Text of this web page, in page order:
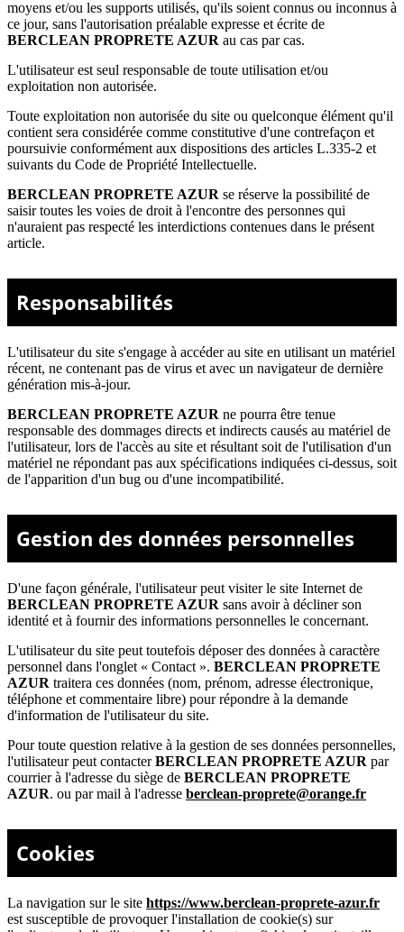
moyens et/ou les supports utilisés, qu'ils soient connus ou inconnus à
ce jour, sans l'autorisation préalable expresse et écrite de
BERCLEAN PROPRETE AZUR au cas par cas.
L'utilisateur est seul responsable de toute utilisation et/ou
exploitation non autorisée.
Toute exploitation non autorisée du site ou quelconque élément qu'il
contient sera considérée comme constitutive d'une contrefaçon et
poursuivie conformément aux dispositions des articles L.335-2 et
suivants du Code de Propriété Intellectuelle.
BERCLEAN PROPRETE AZUR se réserve la possibilité de
saisir toutes les voies de droit à l'encontre des personnes qui
n'auraient pas respecté les interdictions contenues dans le présent
article.
Responsabilités
L'utilisateur du site s'engage à accéder au site en utilisant un matériel
récent, ne contenant pas de virus et avec un navigateur de dernière
génération mis-à-jour.
BERCLEAN PROPRETE AZUR ne pourra être tenue
responsable des dommages directs et indirects causés au matériel de
l'utilisateur, lors de l'accès au site et résultant soit de l'utilisation d'un
matériel ne répondant pas aux spécifications indiquées ci-dessus, soit
de l'apparition d'un bug ou d'une incompatibilité.
Gestion des données personnelles
D'une façon générale, l'utilisateur peut visiter le site Internet de
BERCLEAN PROPRETE AZUR sans avoir à décliner son
identité et à fournir des informations personnelles le concernant.
L'utilisateur du site peut toutefois déposer des données à caractère
personnel dans l'onglet « Contact ». BERCLEAN PROPRETE
AZUR traitera ces données (nom, prénom, adresse électronique,
téléphone et commentaire libre) pour répondre à la demande
d'information de l'utilisateur du site.
Pour toute question relative à la gestion de ses données personnelles,
l'utilisateur peut contacterBERCLEAN PROPRETE AZUR par
courrier à l'adresse du siège de BERCLEAN PROPRETE
AZUR. ou par mail à l'adresse berclean-proprete@orange.fr
Cookies
La navigation sur le site https://www.berclean-proprete-azur.fr
est susceptible de provoquer l'installation de cookie(s) sur